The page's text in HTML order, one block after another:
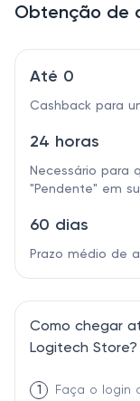
Obtenção de
Até 0
Cashback para
24 horas
Necessário para
"Pendente" em
60 dias
Prazo médio de
Como chegar
Logitech Store?
1
Faça o login